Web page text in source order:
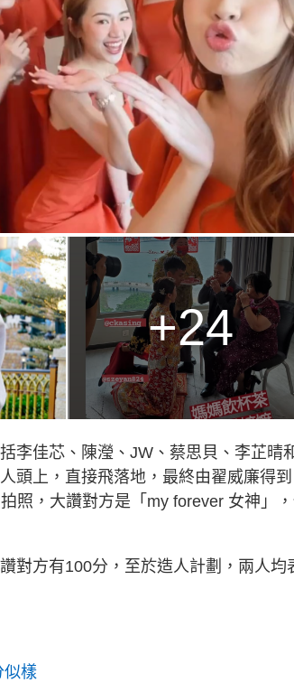
+24
李佳芯、陳瀅、JW、蔡思貝、李芷晴
頭上，直接飛落地，最終由翟威廉得到
照，大讚對方是「my forever 女神」
對方有100分，至於造人計劃，兩人均
似樣